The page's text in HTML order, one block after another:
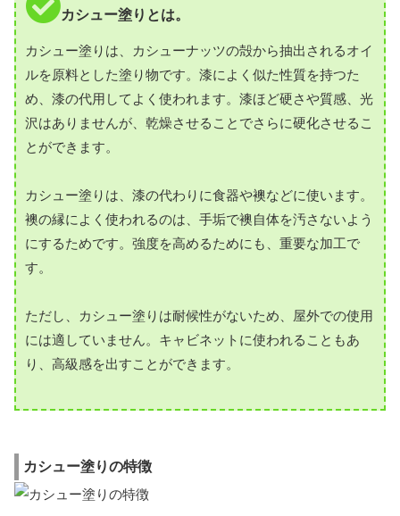
カシュー塗りとは。
カシュー塗りは、カシューナッツの殻から抽出されるオイ
ルを原料とした塗り物です。漆によく似た性質を持つた
め、漆の代用してよく使われます。漆ほど硬さや質感、光
沢はありませんが、乾燥させることでさらに硬化させるこ
とができます。
カシュー塗りは、漆の代わりに食器や襖などに使います。
襖の縁によく使われるのは、手垢で襖自体を汚さないよう
にするためです。強度を高めるためにも、重要な加工で
す。
ただし、カシュー塗りは耐候性がないため、屋外での使用
には適していません。キャビネットに使われることもあ
り、高級感を出すことができます。
カシュー塗りの特徴